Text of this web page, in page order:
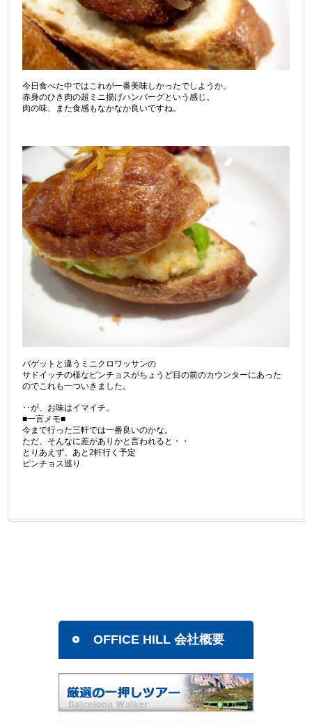
今日食べた中ではこれが一番美味しかったでしようか。
赤身のひき肉の超ミニ揚げハンバーグという感じ。
肉の味、また食感もなかなか良いですね。
バゲットと違うミニクロワッサンの
サドイッチの様なピンチョスがちょうど目の前のカウンターにあった
のでこれも一ついきました。
･･が、お味はイマイチ。
■一言メモ■
今まで行った三軒では一番良いのかな。
ただ、そんなに差がありかと言われると・・
とりあえず、あと2軒行く予定
ピンチョス巡り
OFFICE HILL 会社概要